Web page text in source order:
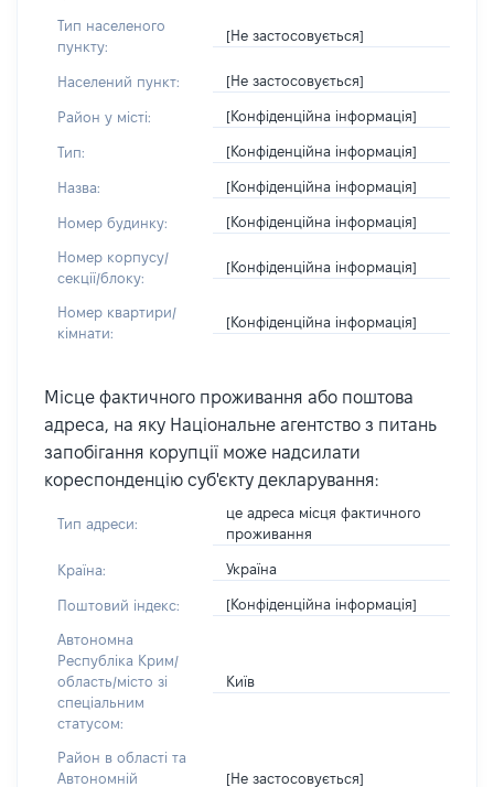
Тип населеного
пункту:
[Не застосовується]
Населений пункт: [Не застосовується]
Район у місті: [Конфіденційна інформація]
Тип: [Конфіденційна інформація]
Назва: [Конфіденційна інформація]
Номер будинку: [Конфіденційна інформація]
Номер корпусу/
секції/блоку:
[Конфіденційна інформація]
Номер квартири/
кімнати:
[Конфіденційна інформація]
Місце фактичного проживання або поштова
адреса, на яку Національне агентство з питань
запобігання корупції може надсилати
кореспонденцію суб'єкту декларування:
Тип адреси:
це адреса місця фактичного
проживання
Країна: Україна
Поштовий індекс: [Конфіденційна інформація]
Автономна
Республіка Крим/
область/місто зі
спеціальним
статусом:
Київ
Район в області та
Автономній
[Не застосовується]